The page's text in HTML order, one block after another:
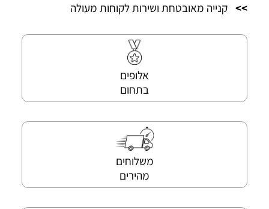
>> קנייה מאובטחת ושירות לקוחות מעולה
אלופים
בתחום
משלוחים
מהירים